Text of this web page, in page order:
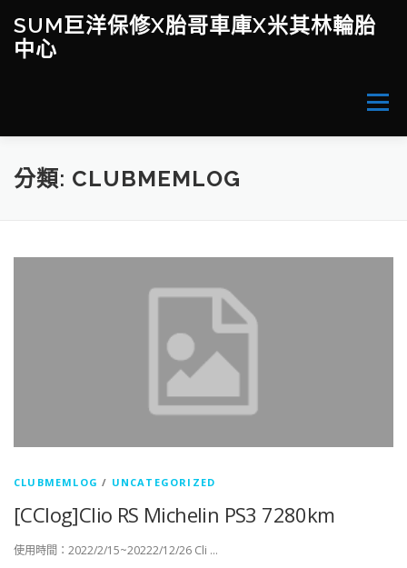
SUM巨洋保修X胎哥車庫X米其林輪胎
中心
選單
當月促銷活動 WORKLOG / 心得分享
分類: CLUBMEMLOG
CLUBMEMLOG / UNCATEGORIZED
[CClog]Clio RS Michelin PS3 7280km
使用時間：2022/2/15~20222/12/26 Cli …